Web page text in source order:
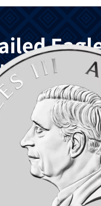
1
טריזאוסטרליבשנת 2024.
עלשםזנבוהארוך
הנשריםהגדולים בעולם
רבותומגיע לעיתים
השמשישל אוסטרליה
נשרזנב טריז
אתיום השנה